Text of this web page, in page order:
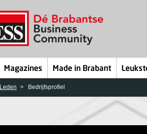
Magazines Made in Brabant
Leden Bedrijfsprofiel